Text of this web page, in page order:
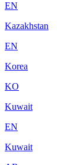
EN
Kazakhstan
EN
Korea
KO
Kuwait
EN
Kuwait